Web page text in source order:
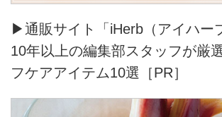
▶通販サイト「iHerb（アイハー
10年以上の編集部スタッフが厳
フケアアイテム10選［PR］